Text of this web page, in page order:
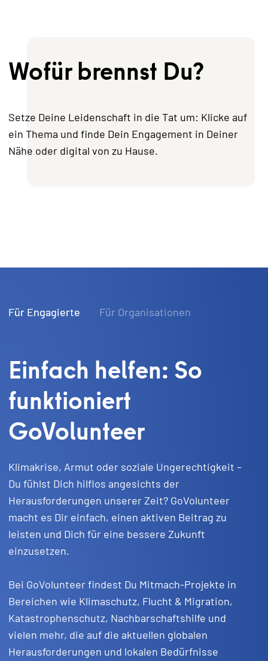
Wofür brennst Du?
Setze Deine Leidenschaft in die Tat um: Klicke auf
ein Thema und finde Dein Engagement in Deiner
Nähe oder digital von zu Hause.
Für Engagierte Für Organisationen
Einfach helfen: So
funktioniert
GoVolunteer
Klimakrise, Armut oder soziale Ungerechtigkeit –
Du fühlst Dich hilflos angesichts der
Herausforderungen unserer Zeit? GoVolunteer
macht es Dir einfach, einen aktiven Beitrag zu
leisten und Dich für eine bessere Zukunft
einzusetzen.
Bei GoVolunteer findest Du Mitmach-Projekte in
Bereichen wie Klimaschutz, Flucht & Migration,
Katastrophenschutz, Nachbarschaftshilfe und
vielen mehr, die auf die aktuellen globalen
Herausforderungen und lokalen Bedürfnisse